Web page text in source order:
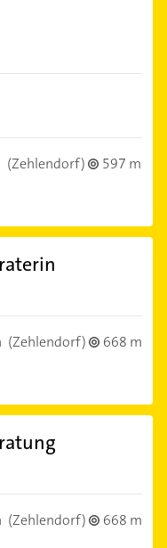
(Zehlendorf)
597 m
(Zehlendorf)
668 m
(Zehlendorf) 668 m